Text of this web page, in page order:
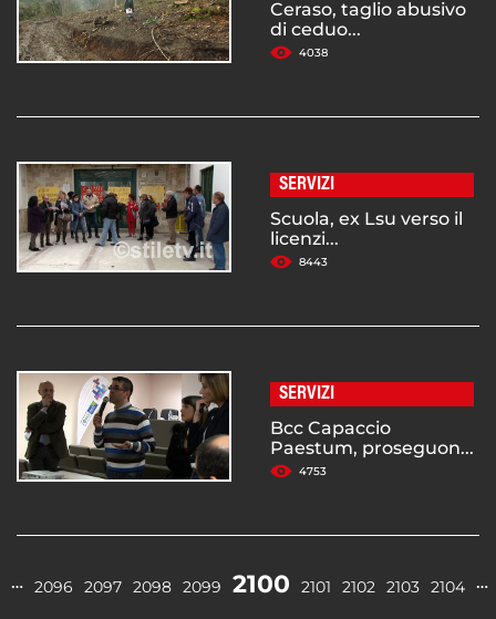
Ceraso, taglio abusivo
di ceduo...
4038
SERVIZI
Scuola, ex Lsu verso il
licenzi...
8443
SERVIZI
Bcc Capaccio
Paestum, proseguon...
4753
… 2096 2097 2098 2099 2100 2101 2102 2103 2104 …